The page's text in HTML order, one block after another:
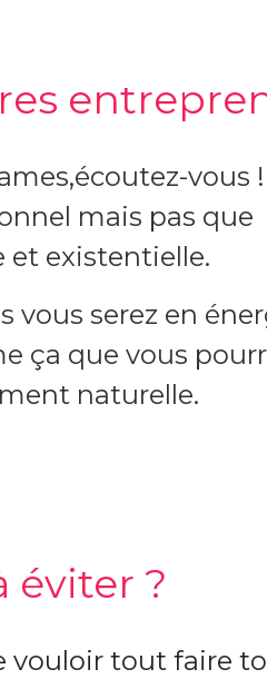
vous
mais pas que
et existentielle.
vous serez en
ça que vous
naturelle.
éviter ?
vouloir tout faire